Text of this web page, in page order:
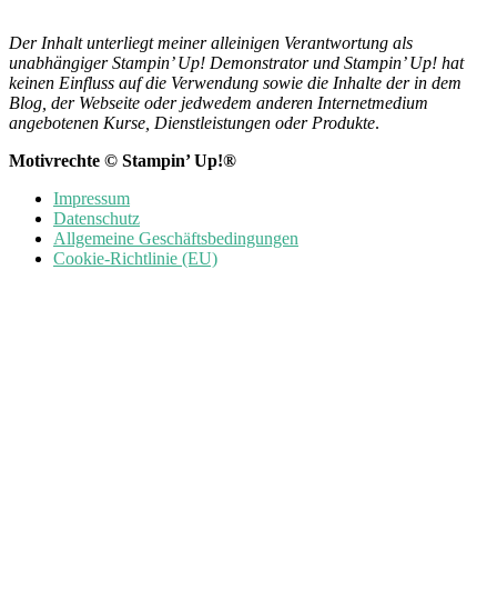
Der Inhalt unterliegt meiner alleinigen Verantwortung als
unabhängiger Stampin’ Up! Demonstrator und Stampin’ Up! hat
keinen Einfluss auf die Verwendung sowie die Inhalte der in dem
Blog, der Webseite oder jedwedem anderen Internetmedium
angebotenen Kurse, Dienstleistungen oder Produkte.
Motivrechte © Stampin’ Up!®
Impressum
Datenschutz
Allgemeine Geschäftsbedingungen
Cookie-Richtlinie (EU)